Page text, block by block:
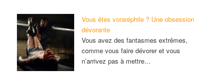
Vous êtes voraréphile ? Une obsession
dévorante
Vous avez des fantasmes extrêmes,
comme vous faire dévorer et vous
n’arrivez pas à mettre…